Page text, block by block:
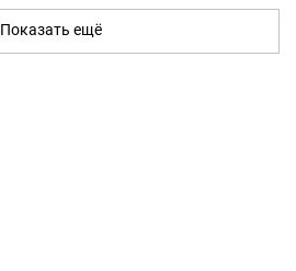
Показать ещё